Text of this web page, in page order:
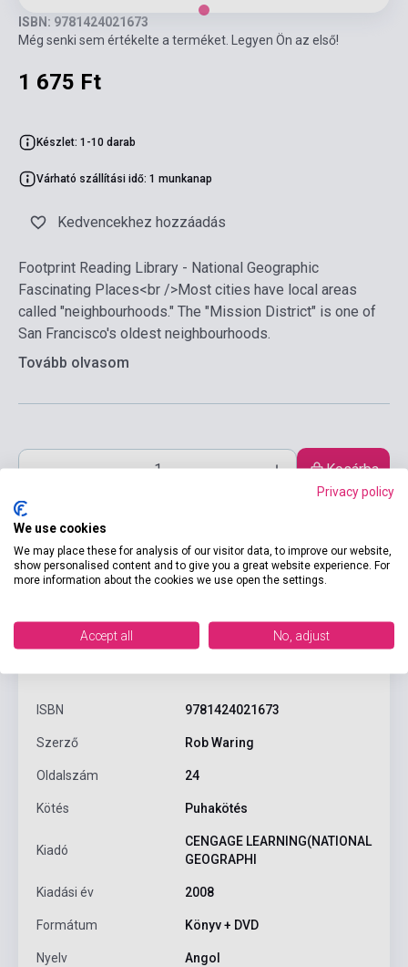
ISBN: 9781424021673
Még senki sem értékelte a terméket. Legyen Ön az első!
1 675 Ft
Készlet: 1-10 darab
Várható szállítási idő: 1 munkanap
Kedvencekhez hozzáadás
Footprint Reading Library - National Geographic
Fascinating Places<br />Most cities have local areas
called "neighbourhoods." The "Mission District" is one of
San Francisco's oldest neighbourhoods.
Tovább olvasom
Kosárba
Termékjellemzők
ISBN 9781424021673
Szerző Rob Waring
Oldalszám 24
Kötés Puhakötés
Kiadó
CENGAGE LEARNING(NATIONAL
GEOGRAPHI
Kiadási év 2008
Formátum Könyv + DVD
Nyelv Angol
Privacy policy
We use cookies
We may place these for analysis of our visitor data, to improve our website,
show personalised content and to give you a great website experience. For
more information about the cookies we use open the settings.
Accept all No, adjust